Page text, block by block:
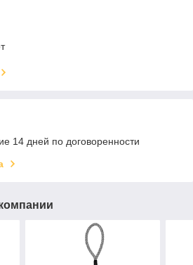
14 дней по договоренности